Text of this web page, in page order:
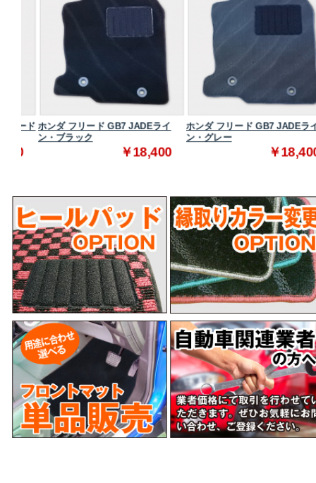
ホンダ フリード GB7 JADEライ
ン・ブラック
￥18,400
ホンダ フリード GB7 JADEライ
ン・グレー
￥18,400